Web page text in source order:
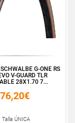
G-ONE RS
V-GUARD TLR
28X1.70 7...
76,20€
Talla ÚNICA